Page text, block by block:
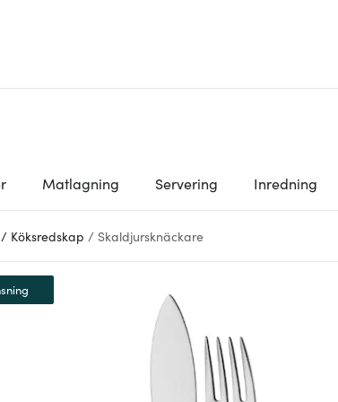
Matlagning Servering Inredning
/ Köksredskap / Skaldjursknäckare